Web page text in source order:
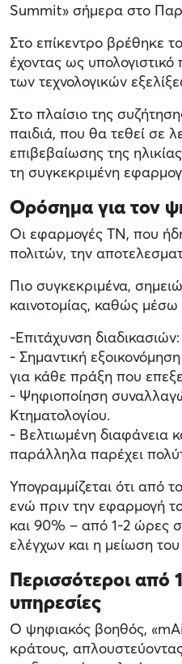
Summit» σήμερα στο
Στο επίκεντρο βρέθηκε
έχοντας ως
των τεχνολογικών
Στο πλαίσιο της
παιδιά, που θα τεθεί σε
επιβεβαίωσης της
τη συγκεκριμένη
Ορόσημα για τον
Οι εφαρμογές ΤΝ, που
πολιτών, την
Πιο συγκεκριμένα,
καινοτομίας, καθώς
-Επιτάχυνση
- Σημαντική
για κάθε πράξη που
- Ψηφιοποίηση
Κτηματολογίου.
- Βελτιωμένη διαφάνεια
παράλληλα παρέχει
Υπογραμμίζεται ότι από
ενώ πριν την εφαρμογή
και 90% – από 1-2 ώρες
ελέγχων και η μείωση
Περισσότεροι από
υπηρεσίες
Ο ψηφιακός βοηθός,
κράτους,